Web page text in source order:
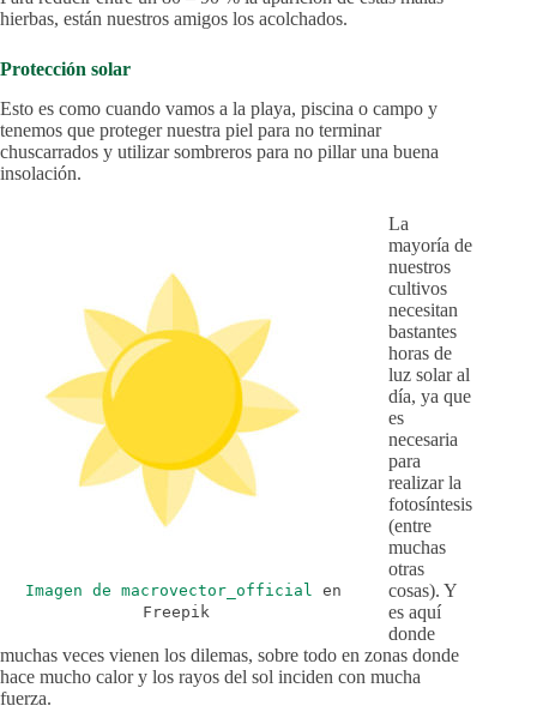
hierbas, están nuestros amigos los acolchados.
Protección solar
Esto es como cuando vamos a la playa, piscina o campo y
tenemos que proteger nuestra piel para no terminar
chuscarrados y utilizar sombreros para no pillar una buena
insolación.
Imagen de macrovector_official
en
Freepik
La
mayoría de
nuestros
cultivos
necesitan
bastantes
horas de
luz solar al
día, ya que
es
necesaria
para
realizar la
fotosíntesis
(entre
muchas
otras
cosas). Y
es aquí
donde
muchas veces vienen los dilemas, sobre todo en zonas donde
hace mucho calor y los rayos del sol inciden con mucha
fuerza.